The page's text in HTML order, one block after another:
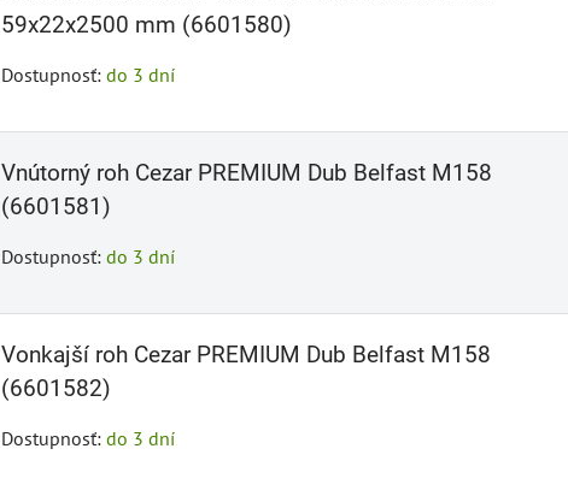
59x22x2500 mm (6601580)
Dostupnosť: do 3 dní
Vnútorný roh Cezar PREMIUM Dub Belfast M158
(6601581)
Dostupnosť: do 3 dní
Vonkajší roh Cezar PREMIUM Dub Belfast M158
(6601582)
Dostupnosť: do 3 dní